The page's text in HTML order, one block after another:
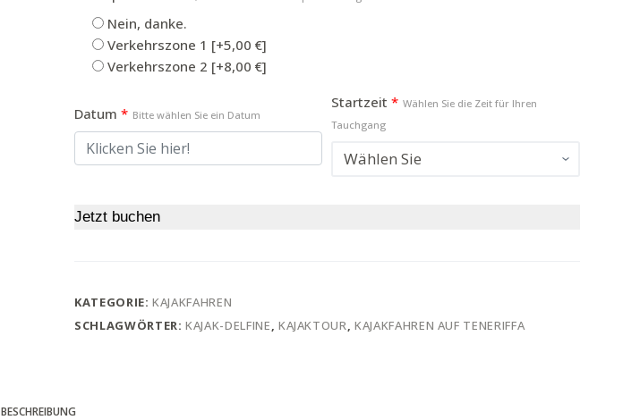
Nein, danke.
Verkehrszone 1 [+5,00 €]
Verkehrszone 2 [+8,00 €]
Datum * Bitte wählen Sie ein Datum
Startzeit * Wählen Sie die Zeit für Ihren
Tauchgang
Jetzt buchen
KATEGORIE:KAJAKFAHREN
SCHLAGWÖRTER:KAJAK-DELFINE, KAJAKTOUR,KAJAKFAHREN AUF TENERIFFA
BESCHREIBUNG